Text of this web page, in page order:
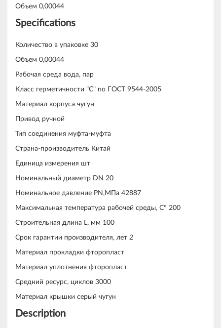
Объем 0,00044
Specifications
Количество в упаковке 30
Объем 0,00044
Рабочая среда вода, пар
Класс герметичности "С" по ГОСТ 9544-2005
Материал корпуса чугун
Привод ручной
Тип соединения муфта-муфта
Страна-производитель Китай
Единица измерения шт
Номинальный диаметр DN 20
Номинальное давление PN,МПа 42887
Максимальная температура рабочей среды, С° 200
Строительная длина L, мм 100
Срок гарантии производителя, лет 2
Материал прокладки фторопласт
Материал уплотнения фторопласт
Средний ресурс, циклов 3000
Материал крышки серый чугун
Description